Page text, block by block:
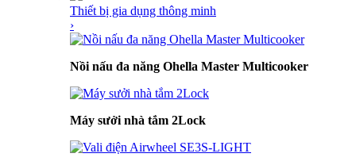
Thiết bị gia dụng thông minh
›
Nồi nấu đa năng Ohella Master Multicooker
Máy sưởi nhà tắm 2Lock